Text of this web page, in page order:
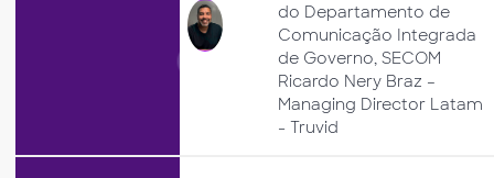
do Departamento de
Comunicação Integrada
de Governo, SECOM
Ricardo Nery Braz –
Managing Director Latam
- Truvid